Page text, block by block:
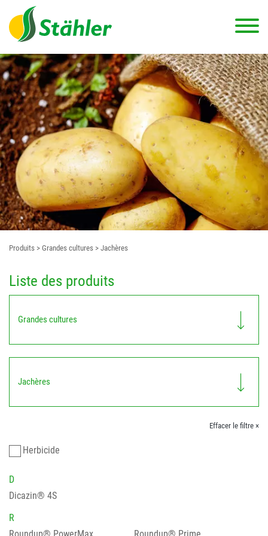
Produits > Grandes cultures > Jachères
Liste des produits
Grandes cultures
Jachères
Effacer le filtre ×
Herbicide
D
Dicazin® 4S
R